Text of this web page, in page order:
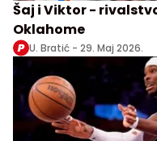
Šaj i Viktor -
Oklahome
U. Bratić - 29. Maj 2026.